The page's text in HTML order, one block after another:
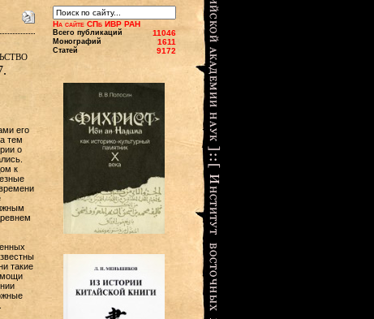
его
тем
о
к
такие
На сайте СПб ИВР РАН
Всего публикаций 11046
Монографий 1611
Статей 9172